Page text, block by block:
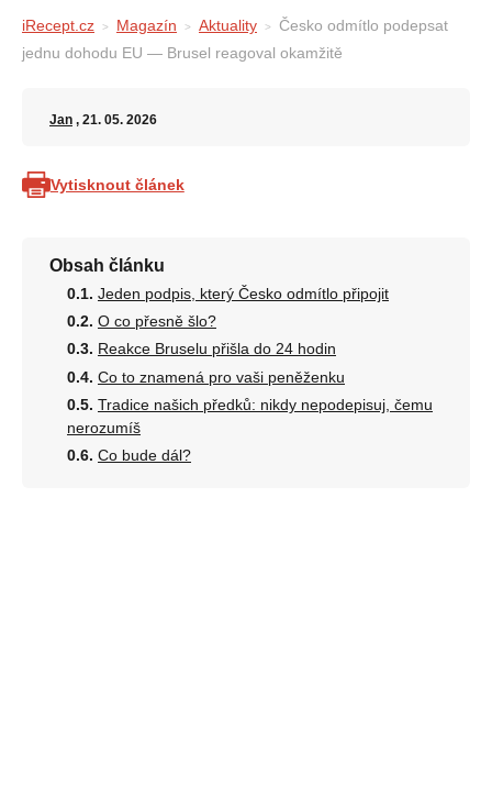
iRecept.cz Magazín Aktuality
Česko odmítlo podepsat
jednu dohodu EU — Brusel reagoval okamžitě
Jan , 21. 05. 2026
Vytisknout článek
Obsah článku
Jeden podpis, který Česko odmítlo připojit
O co přesně šlo?
Reakce Bruselu přišla do 24 hodin
Co to znamená pro vaši peněženku
Tradice našich předků: nikdy nepodepisuj, čemu
nerozumíš
Co bude dál?